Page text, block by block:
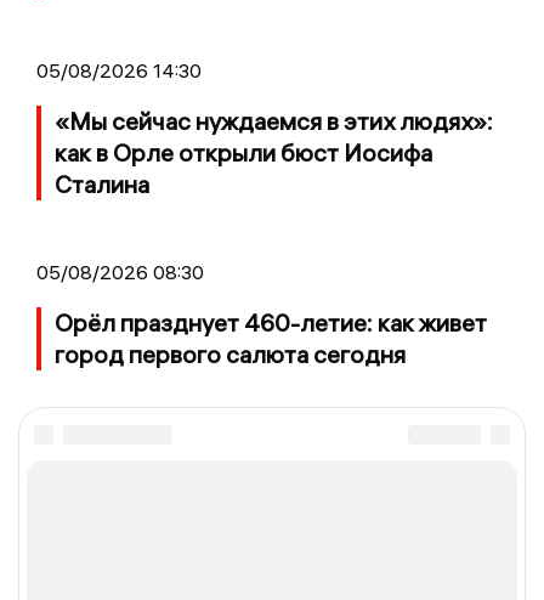
05/08/2026 14:30
«Мы сейчас нуждаемся в этих людях»:
как в Орле открыли бюст Иосифа
Сталина
05/08/2026 08:30
Орёл празднует 460-летие: как живет
город первого салюта сегодня